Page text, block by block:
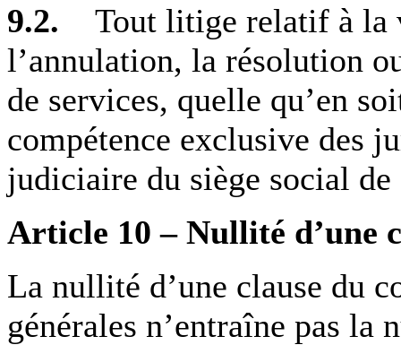
9.2. Tout litige relatif à la
l’annulation, la résolution
de services, quelle qu’en
compétence exclusive des
judiciaire du siège social
Article 10 – Nullité d’une
La nullité d’une clause du
générales n’entraîne pas